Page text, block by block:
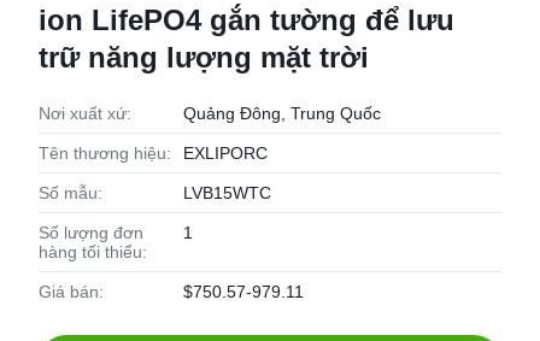
ion LifePO4 gắn tường để lưu
trữ năng lượng mặt trời
Nơi xuất xứ: Quảng Đông, Trung Quốc
Tên thương hiệu: EXLIPORC
Số mẫu: LVB15WTC
Số lượng đơn
hàng tối thiểu:
1
Giá bán: $750.57-979.11